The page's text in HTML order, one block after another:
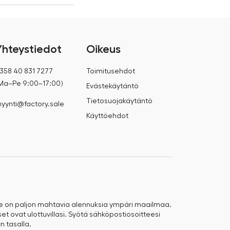
40 831 7277
9:00–17:00)
Oikeus
Toimitusehdot
Evästekäytäntö
Tietosuojakäytäntö
Käyttöehdot
on paljon mahtavia alennuksia ympäri maailmaa.
ovat ulottuvillasi. Syötä sähköpostiosoitteesi
tasalla.